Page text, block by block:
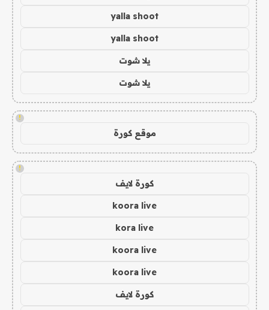
yalla shoot
yalla shoot
يلا شوت
يلا شوت
!
موقع كورة
!
كورة لايف
koora live
kora live
koora live
koora live
كورة لايف